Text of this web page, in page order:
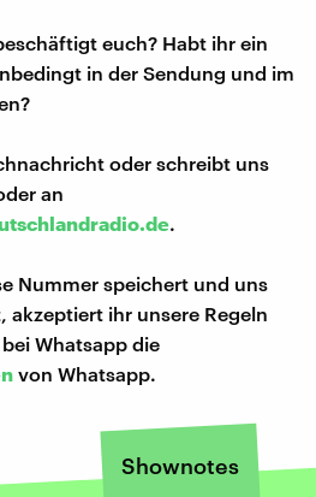
euch? Habt ihr ein
in der Sendung und im
oder schreibt uns
an
.
Nummer speichert und uns
akzeptiert ihr unsere Regeln
Whatsapp die
von Whatsapp.
Shownotes